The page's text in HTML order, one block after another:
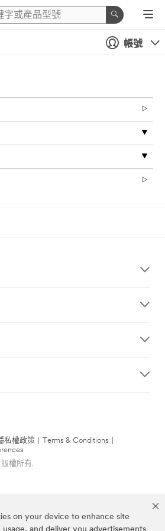
on your device to enhance site
帳號
私權政策 Terms & Conditions
權所有.